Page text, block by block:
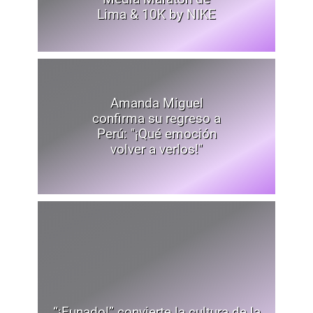
Lima & 10K by NIKE
Amanda Miguel
confirma su regreso a
Perú: "¡Qué emoción
volver a verlos!"